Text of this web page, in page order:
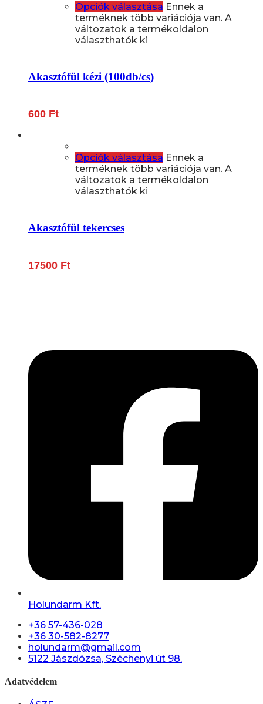
Opciók választása Ennek a
terméknek több variációja van. A
változatok a termékoldalon
választhatók ki
Akasztófül kézi (100db/cs)
600 Ft
Opciók választása Ennek a
terméknek több variációja van. A
változatok a termékoldalon
választhatók ki
Akasztófül tekercses
17500 Ft
Holundarm Kft.
+36 57-436-028
+36 30-582-8277
holundarm@gmail.com
5122 Jászdózsa, Széchenyi út 98.
Adatvédelem